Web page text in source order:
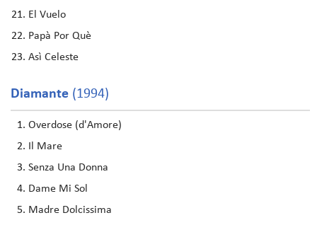
El Vuelo
Papà Por Què
Asì Celeste
Diamante (1994)
Overdose (d'Amore)
Il Mare
Senza Una Donna
Dame Mi Sol
Madre Dolcissima